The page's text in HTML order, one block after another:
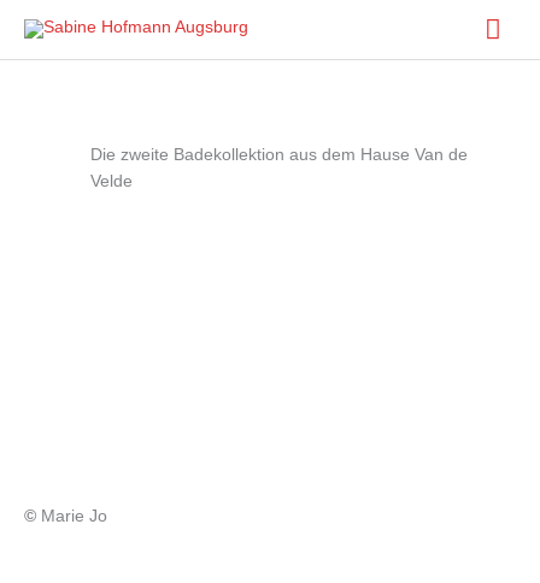
Die zweite Badekollektion aus dem Hause Van de
Velde
© Marie Jo